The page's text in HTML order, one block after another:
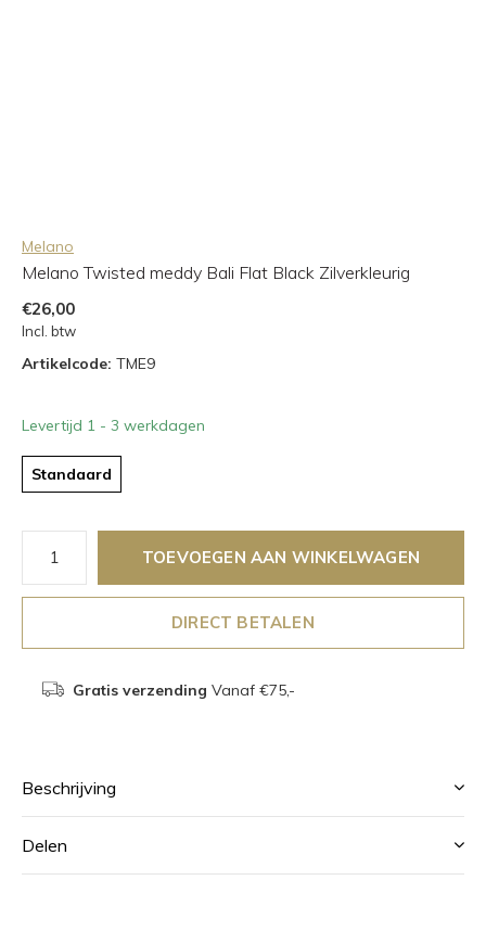
Melano
Melano Twisted meddy Bali Flat Black Zilverkleurig
€26,00
Incl. btw
Artikelcode: TME9
Levertijd 1 - 3 werkdagen
Standaard
TOEVOEGEN AAN WINKELWAGEN
DIRECT BETALEN
Gratis verzending Vanaf €75,-
Beschrijving
Delen